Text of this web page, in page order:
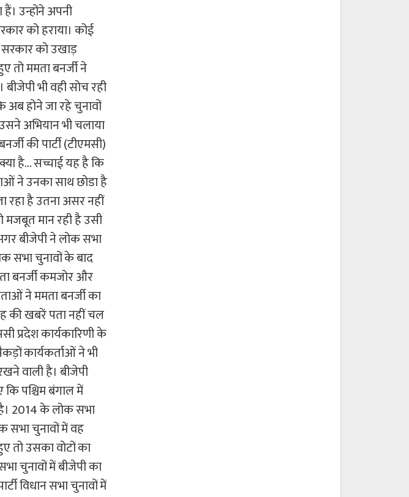
उन्होंने अपनी
को हराया। कोई
सरकार को उखाड़
ममता बनर्जी ने
भी वही सोच रही
होने जा रहे चुनावों
अभियान भी चलाया
की पार्टी (टीएमसी)
है… सच्चाई यह है कि
ने उनका साथ छोडा है
रहा है उतना असर नहीं
मान रही है उसी
बीजेपी ने लोक सभा
सभा चुनावों के बाद
बनर्जी कमजोर और
ने ममता बनर्जी का
की खबरें पता नहीं चल
प्रदेश कार्यकारिणी के
कार्यकर्ताओं ने भी
वाली है। बीजेपी
पश्चिम बंगाल में
2014 के लोक सभा
सभा चुनावों में वह
तो उसका वोटों का
चुनावों में बीजेपी का
विधान सभा चुनावों में